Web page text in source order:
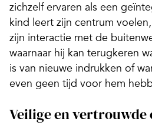
zichzelf ervaren als een
kind leert zijn centrum
zijn interactie met de
waarnaar hij kan terugkeren
is van nieuwe indrukken of
even geen tijd voor hem
Veilige en vertrouwde